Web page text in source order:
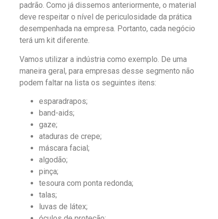
padrão. Como já dissemos anteriormente, o material
deve respeitar o nível de periculosidade da prática
desempenhada na empresa. Portanto, cada negócio
terá um kit diferente.
Vamos utilizar a indústria como exemplo. De uma
maneira geral, para empresas desse segmento não
podem faltar na lista os seguintes itens:
esparadrapos;
band-aids;
gaze;
ataduras de crepe;
máscara facial;
algodão;
pinça;
tesoura com ponta redonda;
talas;
luvas de látex;